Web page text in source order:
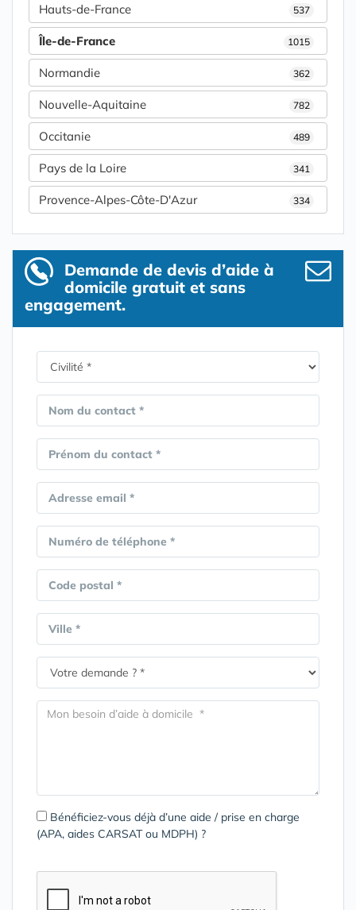
Hauts-de-France 537
Île-de-France 1015
Normandie 362
Nouvelle-Aquitaine 782
Occitanie 489
Pays de la Loire 341
Provence-Alpes-Côte-D'Azur 334
Demande de devis d’aide à
domicile gratuit et sans
engagement.
Nom du contact *
Prénom du contact *
Adresse email *
Numéro de téléphone *
Code postal *
Ville *
Bénéficiez-vous déjà d’une aide / prise en charge
(APA, aides CARSAT ou MDPH) ?